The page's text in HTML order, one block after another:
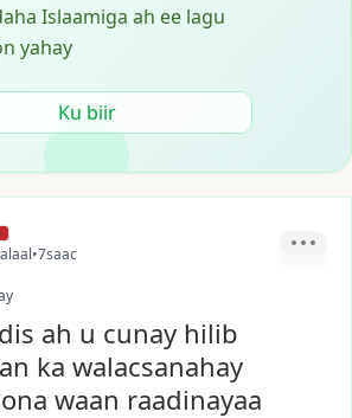
Islaamiga ah ee lagu
yahay
Ku biir
•7saac
ah u cunay hilib
ka walacsanahay
waan raadinayaa